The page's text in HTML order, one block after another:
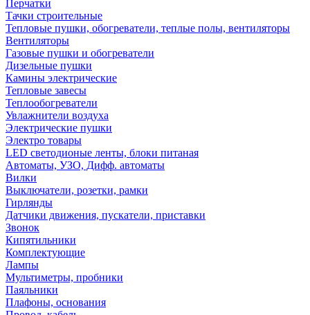
Перчатки
Тачки строительные
Тепловые пушки, обогреватели, теплые полы, вентиляторы
Вентиляторы
Газовые пушки и обогреватели
Дизельные пушки
Камины электрические
Тепловые завесы
Теплообогреватели
Увлажнители воздуха
Электрические пушки
Электро товары
LED светодионые ленты, блоки питаная
Автоматы, УЗО, Дифф. автоматы
Вилки
Выключатели, розетки, рамки
Гирлянды
Датчики движения, пускатели, приставки
Звонок
Кипятильники
Комплектующие
Лампы
Мультиметры, пробники
Паяльники
Плафоны, основания